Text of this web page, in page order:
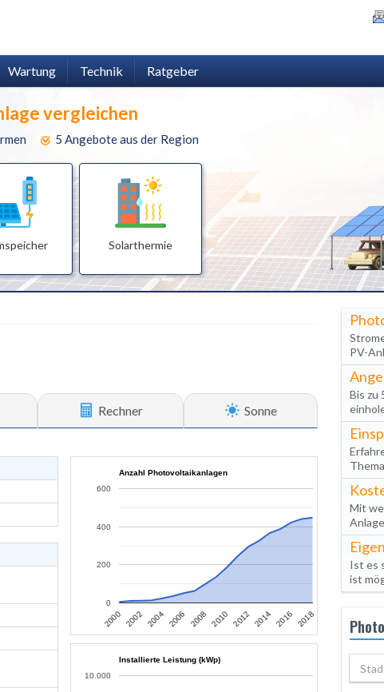
Wartung Technik Ratgeber
vergleichen
5 Angebote aus der Region
Solarthermie
Rechner Sonne
Anzahl Photovoltaikanlagen
2000 2002 2004 2006 2008 2010 2012 2014 2016 2018
0
200
400
600
Installierte Leistung (kWp)
10.000
PV-
Bis zu
Mit
Ist es
ist